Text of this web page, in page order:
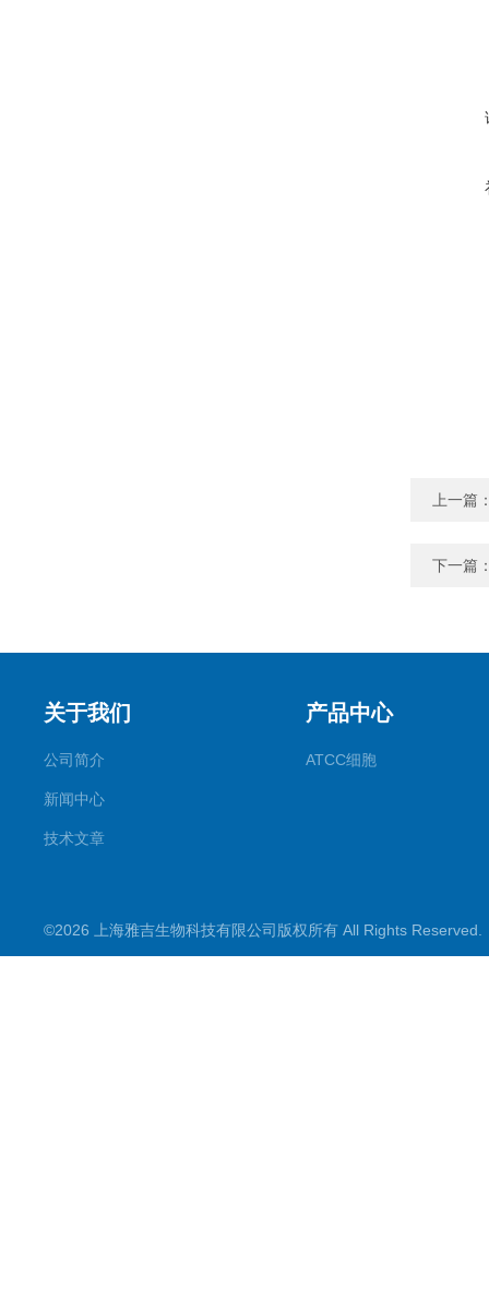
上一篇
下一篇
关于我们
公司简介
新闻中心
技术文章
产品中心
ATCC细胞
©2026 上海雅吉生物科技有限公司版权所有 All Rights